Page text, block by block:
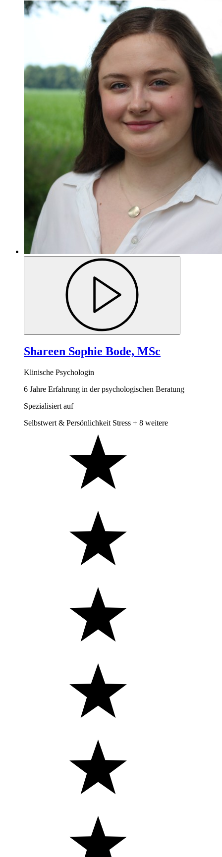
Shareen Sophie Bode, MSc
Klinische Psychologin
6 Jahre Erfahrung in der psychologischen Beratung
Spezialisiert auf
Selbstwert & Persönlichkeit Stress + 8 weitere